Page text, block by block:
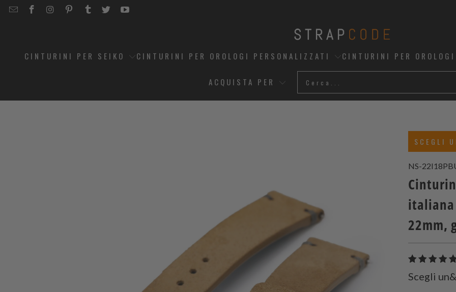
EMAILSTRAPCODE
STRAPCODE
STRAPCODE
STRAPCODE
STRAPCODE
STRAPCODE
CINTURINI PER SEIKO CINTURINI PER OROLOGI PERSONALIZZATI CINTURINI PER
ACQUISTA PER
SCEGLI
NS-
italiana
22mm,
Scegli